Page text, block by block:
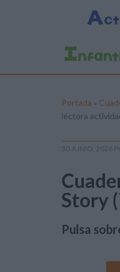
Portada »
lectora
30 JUNIO, 2026
Story
Pulsa